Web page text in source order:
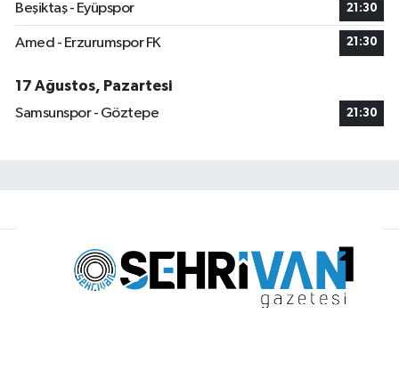
Beşiktaş - Eyüpspor 21:30
Amed - Erzurumspor FK 21:30
17 Ağustos, Pazartesi
Samsunspor - Göztepe
21:30